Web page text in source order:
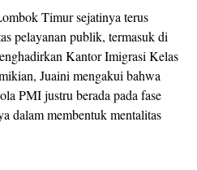
Timur sejatinya terus
pelayanan publik, termasuk di
Kantor Imigrasi Kelas
Juaini mengakui bahwa
PMI justru berada pada fase
dalam membentuk mentalitas